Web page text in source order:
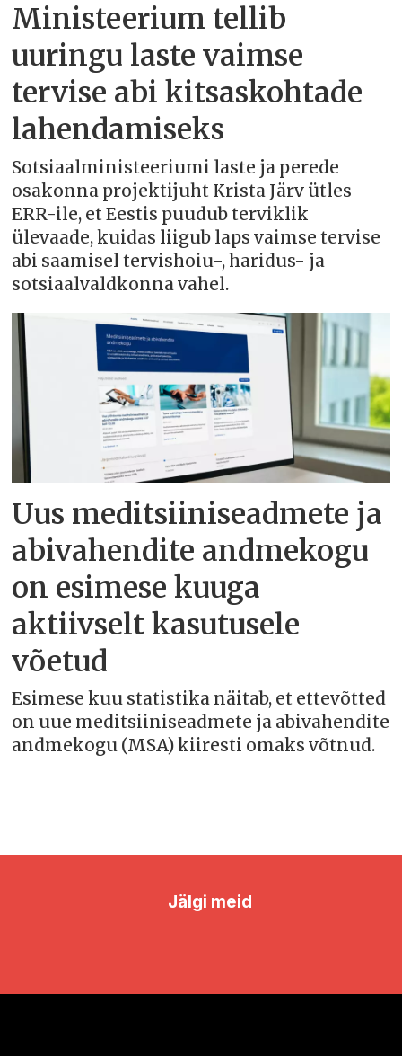
Ministeerium tellib
uuringu laste vaimse
tervise abi kitsaskohtade
lahendamiseks
Sotsiaalministeeriumi laste ja perede
osakonna projektijuht Krista Järv ütles
ERR-ile, et Eestis puudub terviklik
ülevaade, kuidas liigub laps vaimse tervise
abi saamisel tervishoiu-, haridus- ja
sotsiaalvaldkonna vahel.
Uus meditsiiniseadmete ja
abivahendite andmekogu
on esimese kuuga
aktiivselt kasutusele
võetud
Esimese kuu statistika näitab, et ettevõtted
on uue meditsiiniseadmete ja abivahendite
andmekogu (MSA) kiiresti omaks võtnud.
Jälgi meid